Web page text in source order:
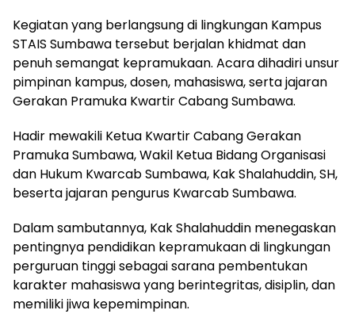
Kegiatan yang berlangsung di lingkungan Kampus
STAIS Sumbawa tersebut berjalan khidmat dan
penuh semangat kepramukaan. Acara dihadiri unsur
pimpinan kampus, dosen, mahasiswa, serta jajaran
Gerakan Pramuka Kwartir Cabang Sumbawa.
Hadir mewakili Ketua Kwartir Cabang Gerakan
Pramuka Sumbawa, Wakil Ketua Bidang Organisasi
dan Hukum Kwarcab Sumbawa, Kak Shalahuddin, SH,
beserta jajaran pengurus Kwarcab Sumbawa.
Dalam sambutannya, Kak Shalahuddin menegaskan
pentingnya pendidikan kepramukaan di lingkungan
perguruan tinggi sebagai sarana pembentukan
karakter mahasiswa yang berintegritas, disiplin, dan
memiliki jiwa kepemimpinan.